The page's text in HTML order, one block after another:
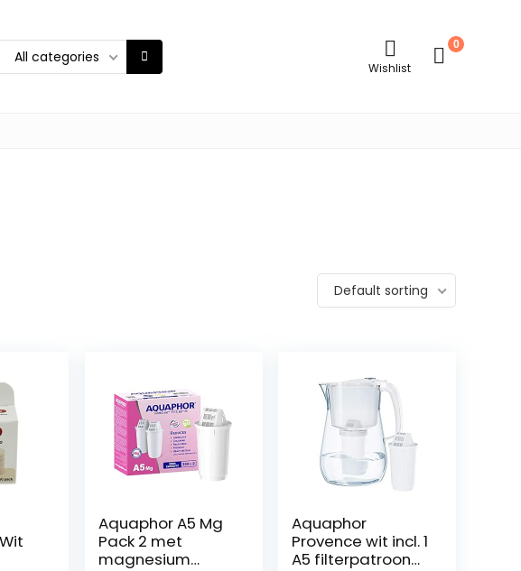
All categories
Wishlist
0
Default sorting
Aquaphor A5 Mg
Pack 2 met
magnesium
Aquaphor
Provence wit incl. 1
A5 filterpatroon